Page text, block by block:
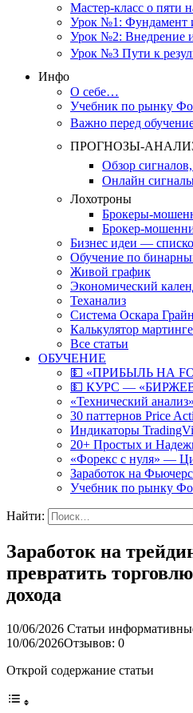
Мастер-класс о пяти
Урок №1: Фундамент
Урок №2: Внедрение и
Урок №3 Пути к
Инфо
О себе…
Учебник по рынку
Важно перед
ПРОГНОЗЫ-
Обзор
Онлайн
Лохотроны
Брокеры-
Брокер-
Бизнес идеи —
Обучение по
Живой график
Экономический
Теханализ
Система Оскара
Калькулятор
Все статьи
ОБУЧЕНИЕ
💵 «ПРИБЫЛЬ НА
💵 КУРС —
«Технический
30 паттернов Price
Индикаторы
20+ Простых и
«Форекс с нуля» —
Заработок на
Учебник по рынку
Найти:
Заработок на
превратить
дохода
10/06/2026 Статьи
10/06/2026Отзывов: 0
Открой содержание статьи